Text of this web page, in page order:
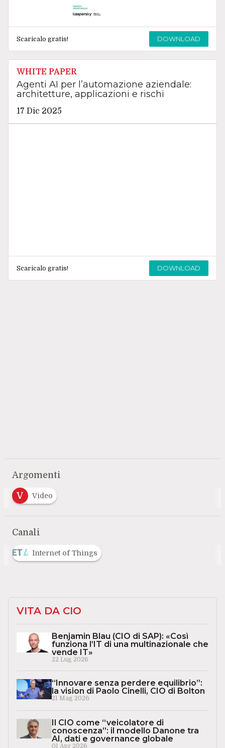
Scaricalo gratis! DOWNLOAD
WHITE PAPER
Agenti AI per l’automazione aziendale:
architetture, applicazioni e rischi
17 Dic 2025
Scaricalo gratis! DOWNLOAD
Argomenti
V Video
Canali
Internet of Things
VITA DA CIO
Benjamin Blau (CIO di SAP): «Così
funziona l’IT di una multinazionale che
vende IT»
22 Lug 2026
“Innovare senza perdere equilibrio”:
la vision di Paolo Cinelli, CIO di Bolton
21 Mag 2026
Il CIO come “veicolatore di
conoscenza”: il modello Danone tra
AI, dati e governance globale
01 Apr 2026